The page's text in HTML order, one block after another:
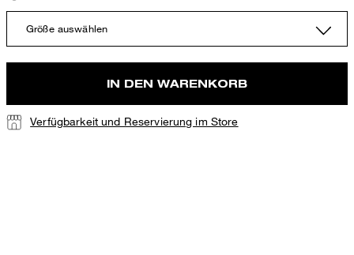
Größe auswählen
IN DEN WARENKORB
Verfügbarkeit und Reservierung im Store